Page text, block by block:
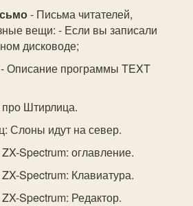
- Письма читателей,
вещи: - Если вы записали
дисководе;
- Описание программы TEXT
про Штирлица.
Слоны идут на север.
Spectrum: оглавление.
Spectrum: Клавиатура.
Spectrum: Редактор.